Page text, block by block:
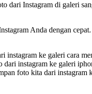
dari Instagram di galeri
Anda dengan
ke galeri cara
instagram ke galeri
foto kita dari instagram